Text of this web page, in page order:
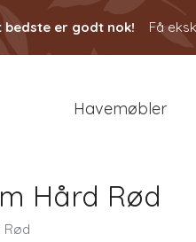
bedste er godt nok! Få
Havemøbler
Hård Rød
Rød